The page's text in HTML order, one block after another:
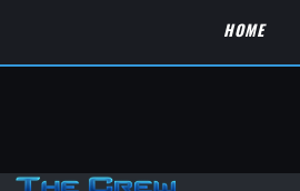
HOME